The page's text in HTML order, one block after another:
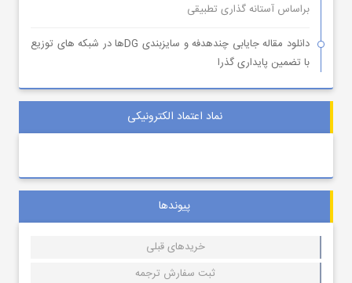
براساس آستانه گذاری تطبیقی
دانلود مقاله جایابی چندهدفه و سایزبندی DGها در شبکه های توزیع
با تضمین پایداری گذرا
نماد اعتماد الکترونیکی
پیوندها
خریدهای قبلی
ثبت سفارش ترجمه